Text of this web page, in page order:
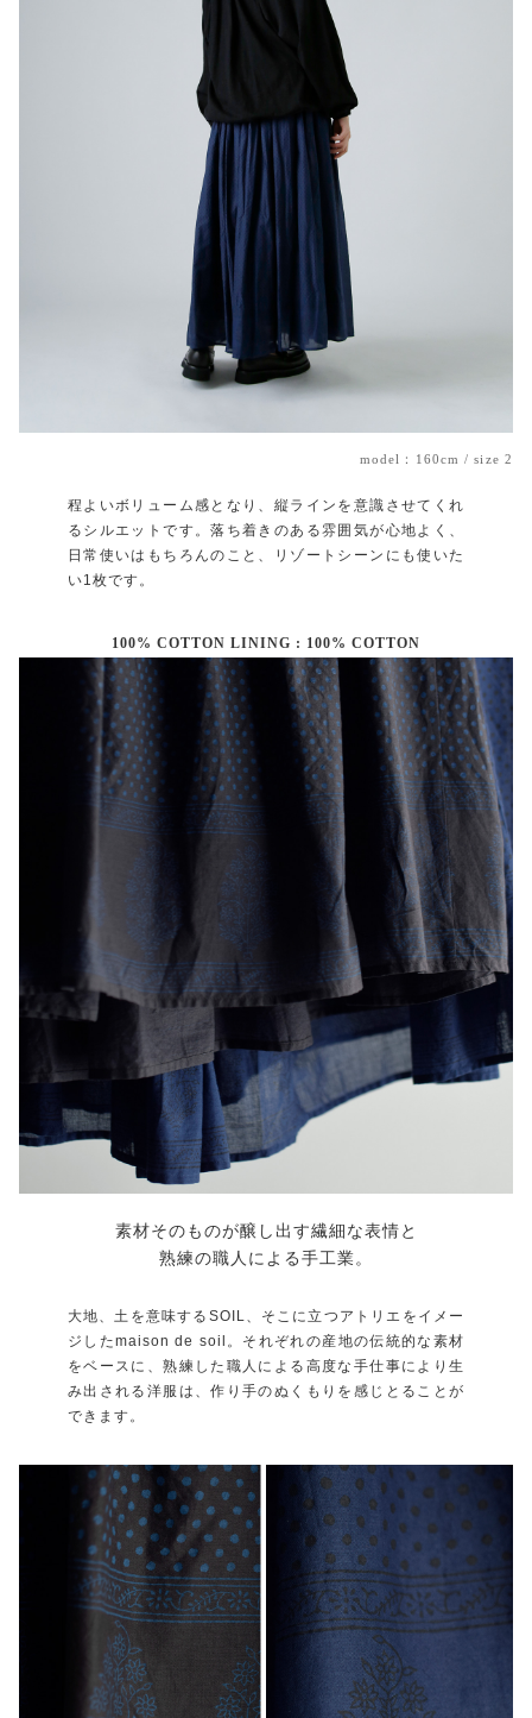
model：160cm / size 2
程よいボリューム感となり、縦ラインを意識させてくれ
るシルエットです。落ち着きのある雰囲気が心地よく、
日常使いはもちろんのこと、リゾートシーンにも使いた
い1枚です。
100% COTTON LINING : 100% COTTON
素材そのものが醸し出す繊細な表情と
熟練の職人による手工業。
大地、土を意味するSOIL、そこに立つアトリエをイメー
ジしたmaison de soil。それぞれの産地の伝統的な素材
をベースに、熟練した職人による高度な手仕事により生
み出される洋服は、作り手のぬくもりを感じとることが
できます。